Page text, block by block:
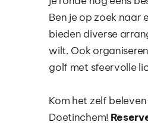
Ben je op zoek naar
bieden diverse
wilt. Ook
golf met sfeervolle
Kom het zelf
Doetinchem!